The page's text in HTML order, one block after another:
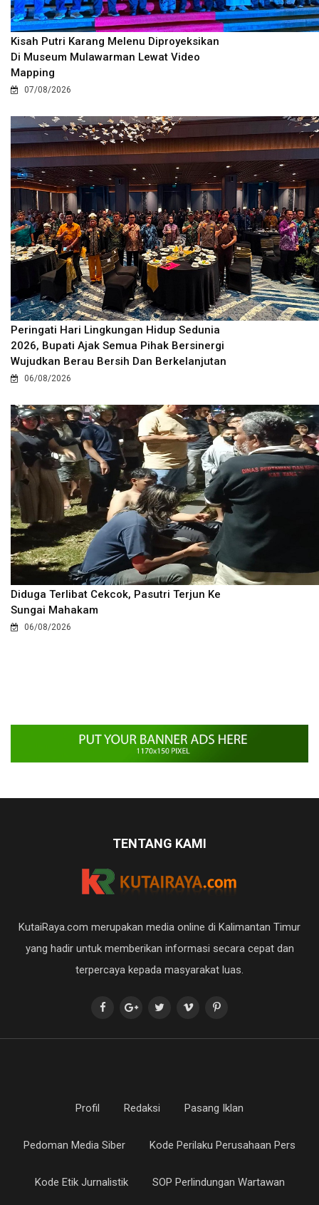
Kisah Putri Karang Melenu Diproyeksikan
Di Museum Mulawarman Lewat Video
Mapping
07/08/2026
Peringati Hari Lingkungan Hidup Sedunia
2026, Bupati Ajak Semua Pihak Bersinergi
Wujudkan Berau Bersih Dan Berkelanjutan
06/08/2026
Diduga Terlibat Cekcok, Pasutri Terjun Ke
Sungai Mahakam
06/08/2026
TENTANG KAMI
KutaiRaya.com merupakan media online di Kalimantan Timur
yang hadir untuk memberikan informasi secara cepat dan
terpercaya kepada masyarakat luas.
Profil Redaksi Pasang Iklan
Pedoman Media Siber Kode Perilaku Perusahaan Pers
Kode Etik Jurnalistik SOP Perlindungan Wartawan